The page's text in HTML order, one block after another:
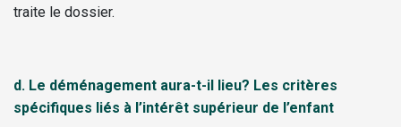
traite le dossier.
d. Le déménagement aura-t-il lieu? Les critères
spécifiques liés à l’intérêt supérieur de l’enfant